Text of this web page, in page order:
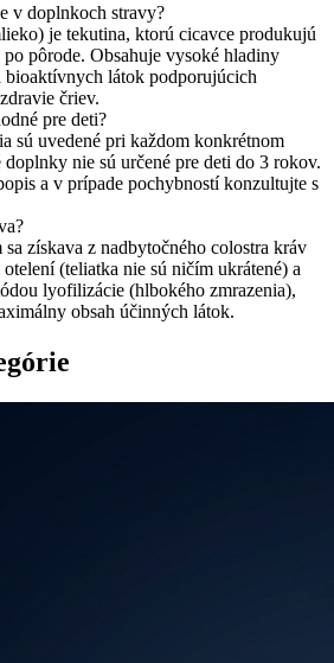
v doplnkoch stravy?
je tekutina, ktorú cicavce produkujú
pôrode. Obsahuje vysoké hladiny
látok podporujúcich
čriev.
pre deti?
sú uvedené pri každom konkrétnom
nie sú určené pre deti do 3 rokov.
a v prípade pochybností konzultujte s
získava z nadbytočného colostra kráv
(teliatka nie sú ničím ukrátené) a
lyofilizácie (hlbokého zmrazenia),
obsah účinných látok.